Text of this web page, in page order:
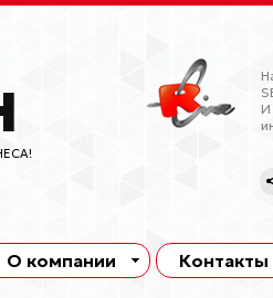
И
О компании Контакты